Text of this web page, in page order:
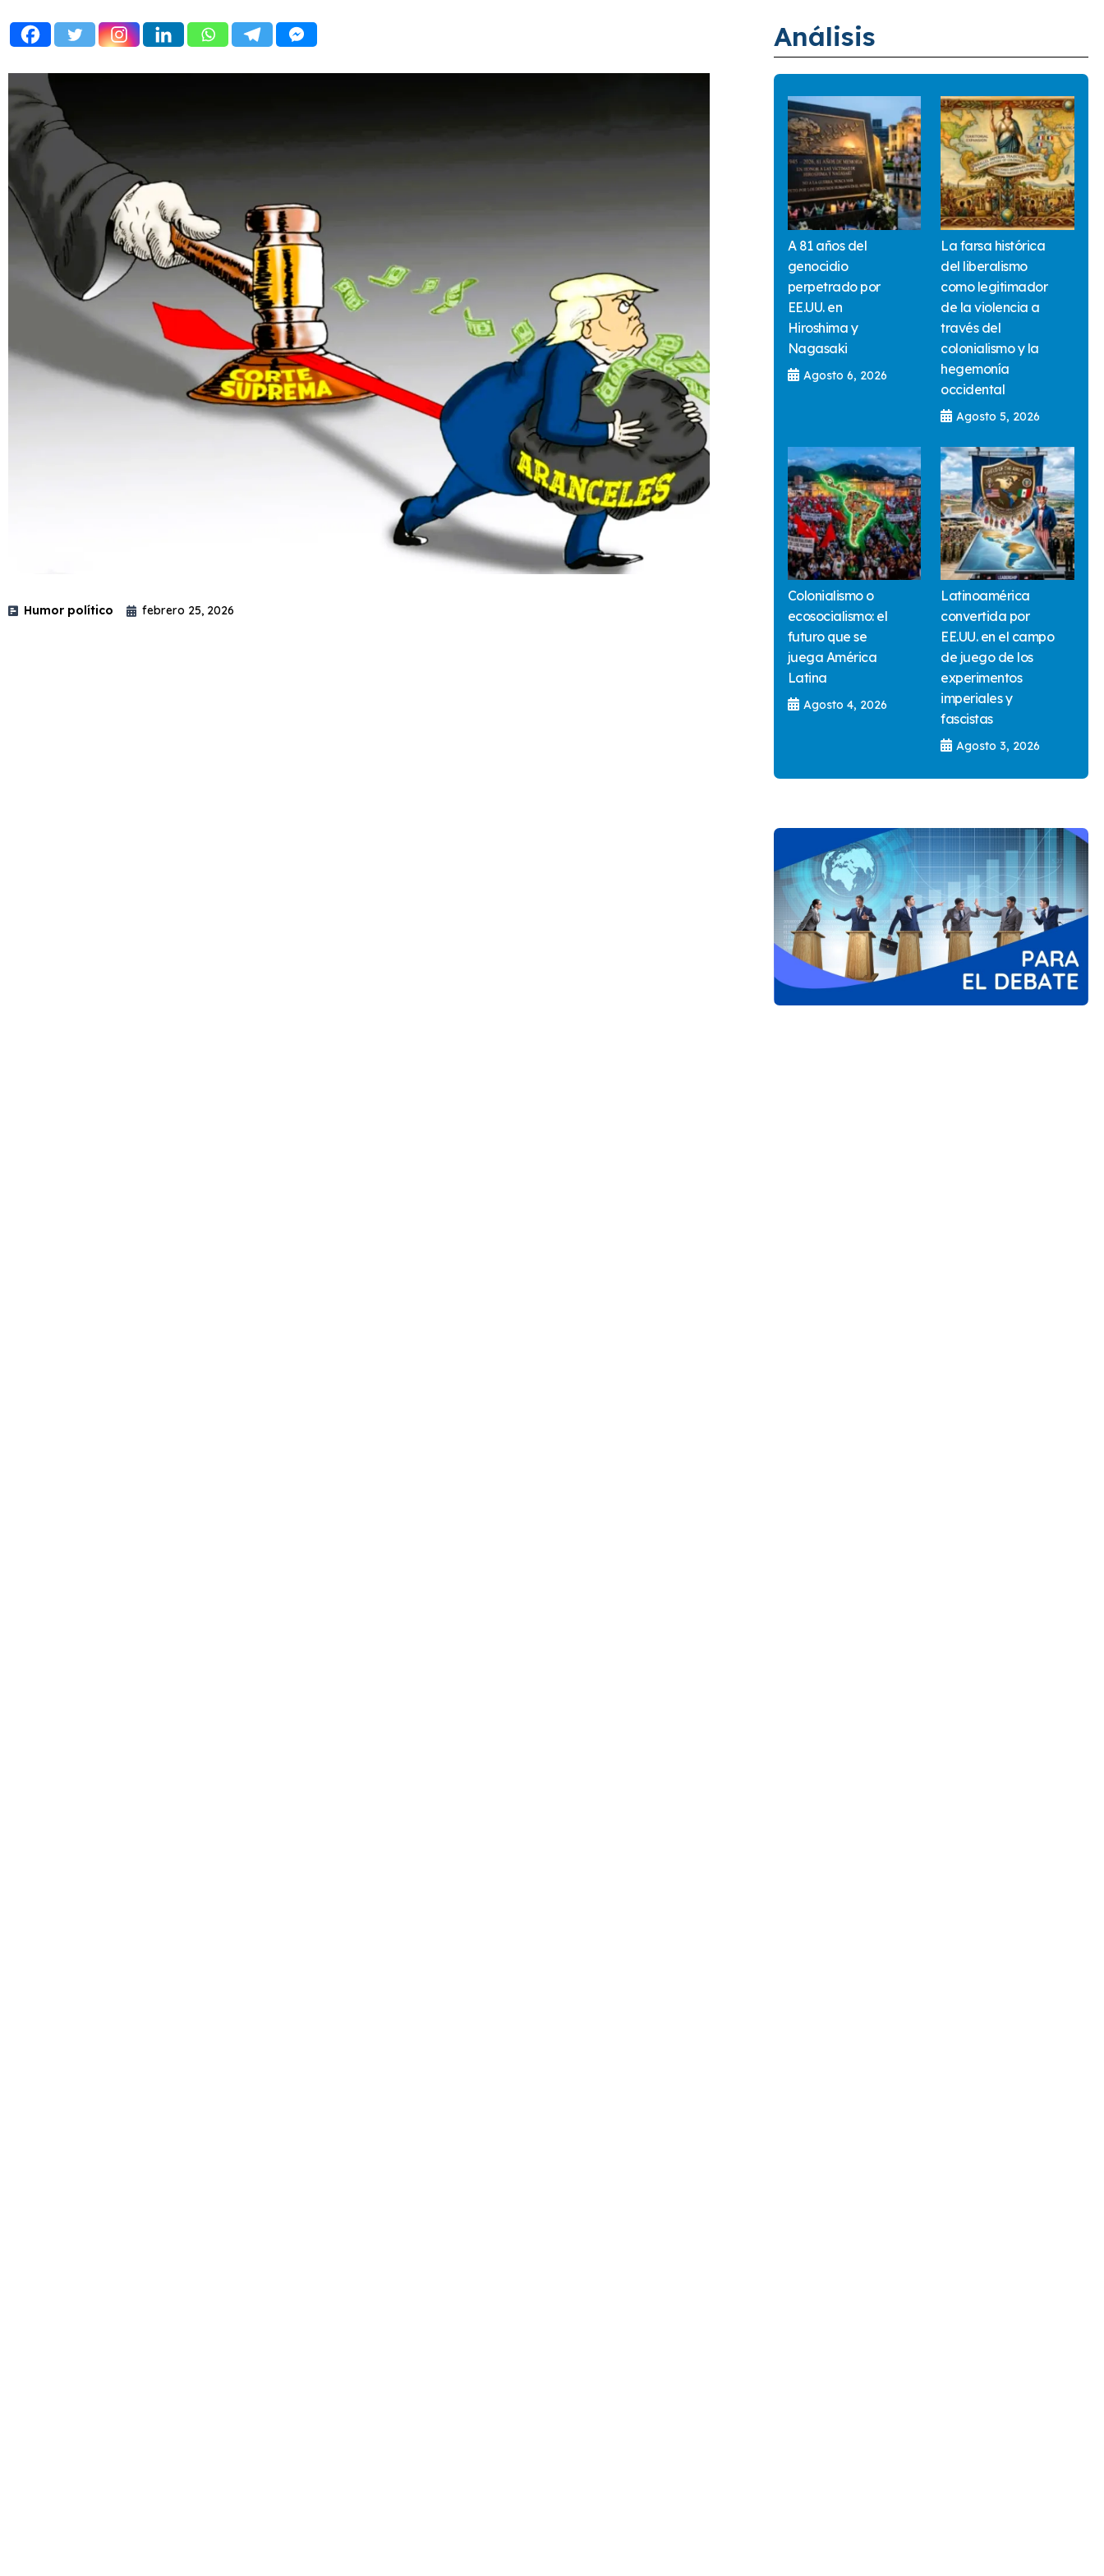
Humor político febrero 25, 2026
Análisis
A 81 años del
genocidio
perpetrado por
EE.UU. en
Hiroshima y
Nagasaki
Agosto 6, 2026
La farsa histórica
del liberalismo
como legitimador
de la violencia a
través del
colonialismo y la
hegemonía
occidental
Agosto 5, 2026
Colonialismo o
ecosocialismo: el
futuro que se
juega América
Latina
Agosto 4, 2026
Latinoamérica
convertida por
EE.UU. en el campo
de juego de los
experimentos
imperiales y
fascistas
Agosto 3, 2026